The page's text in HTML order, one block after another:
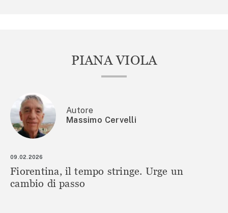
PIANA VIOLA
Autore
Massimo Cervelli
09.02.2026
Fiorentina, il tempo stringe. Urge un
cambio di passo